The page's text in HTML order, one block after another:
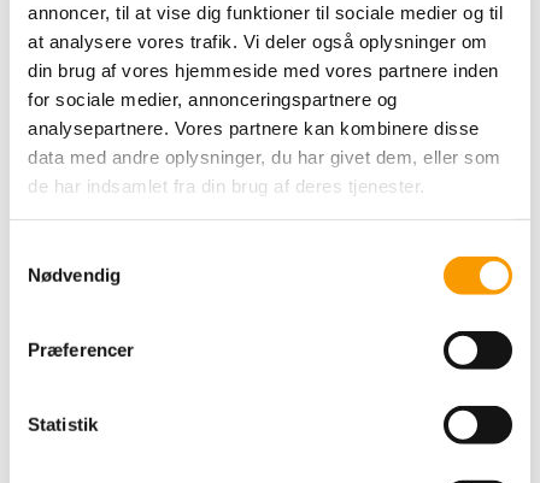
annoncer, til at vise dig funktioner til sociale medier og til
at analysere vores trafik. Vi deler også oplysninger om
din brug af vores hjemmeside med vores partnere inden
for sociale medier, annonceringspartnere og
analysepartnere. Vores partnere kan kombinere disse
data med andre oplysninger, du har givet dem, eller som
de har indsamlet fra din brug af deres tjenester.
Nødvendig
Præferencer
Statistik
DROPS Design
24,00 DKK